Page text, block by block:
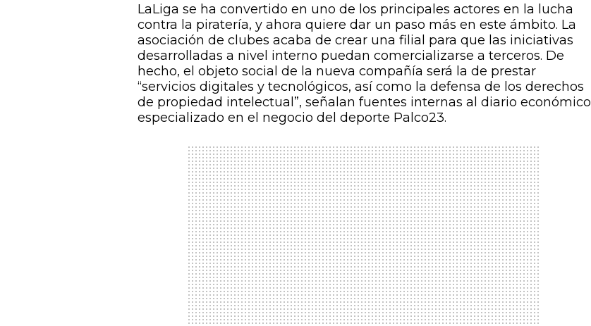
LaLiga se ha convertido en uno de los principales actores en la lucha
contra la piratería, y ahora quiere dar un paso más en este ámbito. La
asociación de clubes acaba de crear una filial para que las iniciativas
desarrolladas a nivel interno puedan comercializarse a terceros. De
hecho, el objeto social de la nueva compañía será la de prestar
“servicios digitales y tecnológicos, así como la defensa de los derechos
de propiedad intelectual”, señalan fuentes internas al diario económico
especializado en el negocio del deporte Palco23.